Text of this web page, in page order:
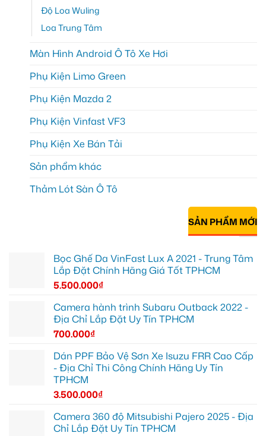
Độ Loa Wuling
Loa Trung Tâm
Màn Hình Android Ô Tô Xe Hơi
Phụ Kiện Limo Green
Phụ Kiện Mazda 2
Phụ Kiện Vinfast VF3
Phụ Kiện Xe Bán Tải
Sản phẩm khác
Thảm Lót Sàn Ô Tô
SẢN PHẨM MỚI
Bọc Ghế Da VinFast Lux A 2021 - Trung Tâm
Lắp Đặt Chính Hãng Giá Tốt TPHCM
5.500.000₫
Camera hành trình Subaru Outback 2022 -
Địa Chỉ Lắp Đặt Uy Tín TPHCM
700.000₫
Dán PPF Bảo Vệ Sơn Xe Isuzu FRR Cao Cấp
- Địa Chỉ Thi Công Chính Hãng Uy Tín
TPHCM
3.500.000₫
Camera 360 độ Mitsubishi Pajero 2025 - Địa
Chỉ Lắp Đặt Uy Tín TPHCM